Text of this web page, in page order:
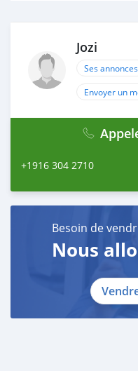
Jozi
Ses annonces
Envoyer un
+1916 304 2710
Besoin de
Nous